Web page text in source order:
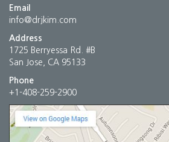
Email
info@drjkim.com
Address
1725 Berryessa Rd. #B
San Jose, CA 95133
Phone
+1-408-259-2900